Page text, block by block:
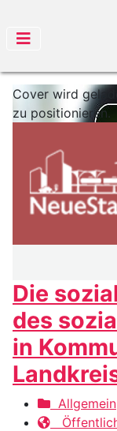
Cover wird
zu positionieren.
Die
des
in
Allgemein